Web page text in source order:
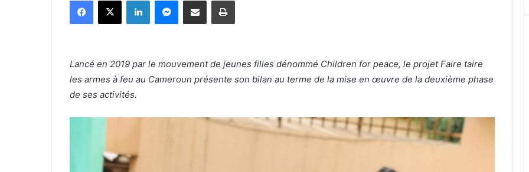
r
u
n
r
Lancé en 2019 par le mouvement de jeunes filles dénommé Children for peace, le projet Faire taire
les armes à feu au Cameroun présente son bilan au terme de la mise en œuvre de la deuxième phase
de ses activités.